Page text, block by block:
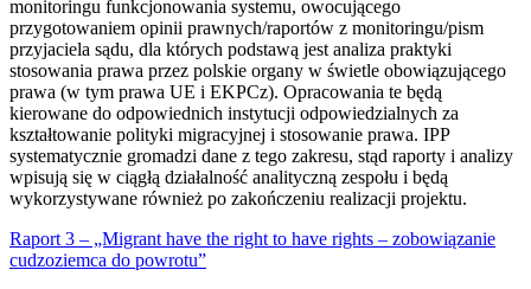
monitoringu funkcjonowania systemu, owocującego
przygotowaniem opinii prawnych/raportów z monitoringu/pism
przyjaciela sądu, dla których podstawą jest analiza praktyki
stosowania prawa przez polskie organy w świetle obowiązującego
prawa (w tym prawa UE i EKPCz). Opracowania te będą
kierowane do odpowiednich instytucji odpowiedzialnych za
kształtowanie polityki migracyjnej i stosowanie prawa. IPP
systematycznie gromadzi dane z tego zakresu, stąd raporty i analizy
wpisują się w ciągłą działalność analityczną zespołu i będą
wykorzystywane również po zakończeniu realizacji projektu.
Raport 3 – „Migrant have the right to have rights – zobowiązanie
cudzoziemca do powrotu”